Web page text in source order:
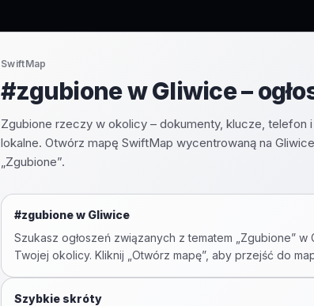
SwiftMap
#zgubione w Gliwice –
Zgubione rzeczy w okolicy – dokumenty, klucze, telefon i
lokalne. Otwórz mapę SwiftMap wycentrowaną na
„Zgubione”.
#zgubionew Gliwice
Szukasz ogłoszeń związanych z tematem „ Zgubione” w
Twojej okolicy. Kliknij „Otwórz mapę”, aby przejść do
Szybkie skróty